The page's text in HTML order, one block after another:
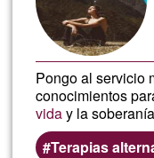
Pongo al servicio
conocimientos
viday la
Terapias